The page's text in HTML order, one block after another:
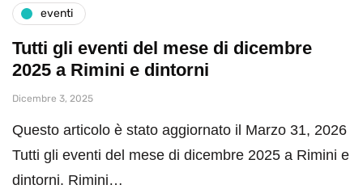
eventi
Tutti gli eventi del mese di dicembre
2025 a Rimini e dintorni
Dicembre 3, 2025
Questo articolo è stato aggiornato il Marzo 31, 2026
Tutti gli eventi del mese di dicembre 2025 a Rimini e
dintorni. Rimini…